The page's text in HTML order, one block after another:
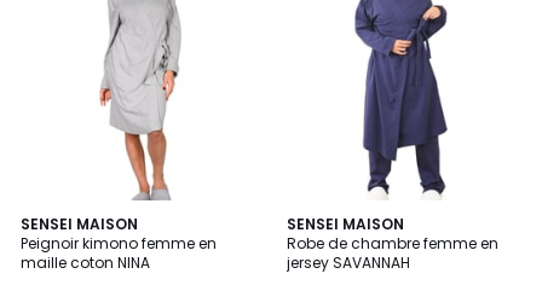
SENSEI MAISON
Peignoir kimono femme en
maille coton NINA
3
Couleurs
SENSEI MAISON
Robe de chambre femme en
jersey SAVANNAH
6
Couleurs